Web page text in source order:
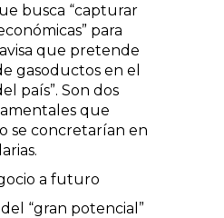
busca “capturar
para
que pretende
gasoductos en el
país”. Son dos
que
se concretarían en
a futuro
“gran potencial”